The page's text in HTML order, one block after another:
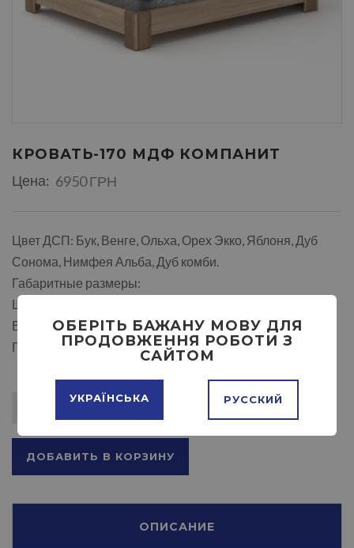
КРОВАТЬ-170 МДФ КОМПАНИТ
Цена: 6950 ГРН
Цвет ДСП: Бук, Венге, Ольха, Орех Экко, Яблоня, Дуб
Сонома, Нимфея Альба, Дуб комби.
Габаритные размеры:
Ширина: 1700 мм.
Высота: 900 мм.
Глубина: 2058 мм.
ДОБАВИТЬ В КОРЗИНУ
ОПИСАНИЕ
ОБЕРІТЬ БАЖАНУ МОВУ ДЛЯ
ПРОДОВЖЕННЯ РОБОТИ З
САЙТОМ
УКРАЇНСЬКА РУССКИЙ